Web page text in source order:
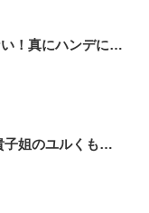
い！真にハンデに…
子姐のユルくも…